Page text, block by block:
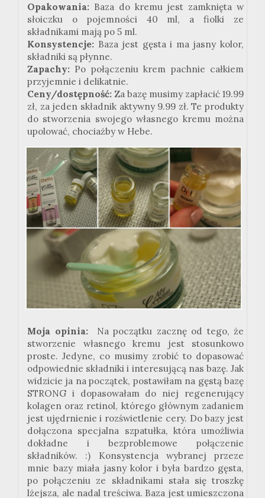
Opakowania: Baza do kremu jest zamknięta w
słoiczku o pojemności 40 ml, a fiolki ze
składnikami mają po 5 ml.
Konsystencje: Baza jest gęsta i ma jasny kolor,
składniki są płynne.
Zapachy: Po połączeniu krem pachnie całkiem
przyjemnie i delikatnie.
Ceny/dostępność: Za bazę musimy zapłacić 19.99
zł, za jeden składnik aktywny 9.99 zł. Te produkty
do stworzenia swojego własnego kremu można
upolować, chociażby w Hebe.
Moja opinia:
Na początku zacznę od tego, że
stworzenie własnego kremu jest stosunkowo
proste. Jedyne, co musimy zrobić to dopasować
odpowiednie składniki i interesującą nas bazę. Jak
widzicie ja na początek, postawiłam na gęstą bazę
STRONG i dopasowałam do niej regenerujący
kolagen oraz retinol, którego głównym zadaniem
jest ujędrnienie i rozświetlenie cery. Do bazy jest
dołączona specjalna szpatułka, która umożliwia
dokładne i bezproblemowe połączenie
składników. :) Konsystencja wybranej przeze
mnie bazy miała jasny kolor i była bardzo gęsta,
po połączeniu ze składnikami stała się troszkę
lżejsza, ale nadal treściwa. Baza jest umieszczona